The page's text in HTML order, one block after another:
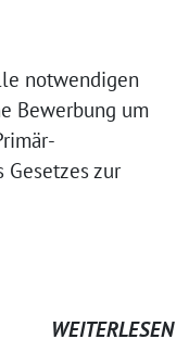
notwendigen
Bewerbung um
Gesetzes zur
WEITERLESEN